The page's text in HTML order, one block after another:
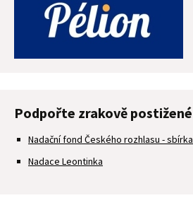
Podpořte zrakově postižené
Nadační fond Českého rozhlasu -
Nadace Leontinka